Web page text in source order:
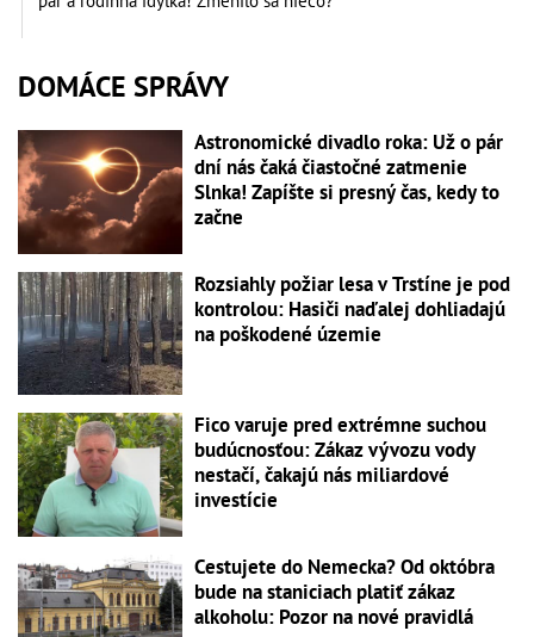
DOMÁCE SPRÁVY
Astronomické divadlo roka: Už o pár
dní nás čaká čiastočné zatmenie
Slnka! Zapíšte si presný čas, kedy to
začne
Rozsiahly požiar lesa v Trstíne je pod
kontrolou: Hasiči naďalej dohliadajú
na poškodené územie
Fico varuje pred extrémne suchou
budúcnosťou: Zákaz vývozu vody
nestačí, čakajú nás miliardové
investície
Cestujete do Nemecka? Od októbra
bude na staniciach platiť zákaz
alkoholu: Pozor na nové pravidlá